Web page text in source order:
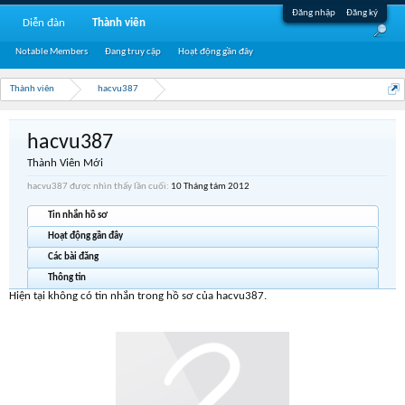
Đăng nhập Đăng ký
Thành viên hacvu387
hacvu387
Thành Viên Mới
hacvu387 được nhìn thấy lần cuối: 10 Tháng tám 2012
Tin nhắn hồ sơ
Hoạt động gần đây
Các bài đăng
Thông tin
Hiện tại không có tin nhắn trong hồ sơ của hacvu387.
Diễn đàn Thành viên
Notable Members Đang truy cập Hoạt động gần đây